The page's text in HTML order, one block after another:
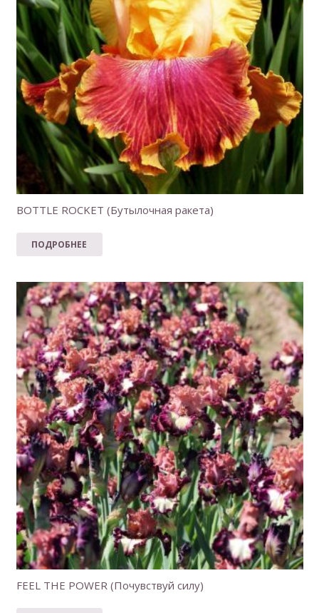
BOTTLE ROCKET (Бутылочная ракета)
ПОДРОБНЕЕ
FEEL THE POWER (Почувствуй силу)